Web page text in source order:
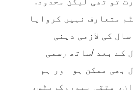
متعارف نہیں کروایا
کی لازمی دینی
کے بعد /ساتھ رسمی
بھی ممکن ہو اور ہم
متقی بیوروکریٹس،